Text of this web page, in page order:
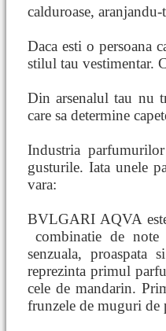
calduroase,
Daca esti o persoana
stilul tau vestimentar.
Din arsenalul tau nu
care sa determine
Industria
gusturile. Iata unele
vara:
BVLGARI AQVA
combinatie de
senzuala, proaspata
reprezinta primul
cele de mandarin.
frunzele de muguri de